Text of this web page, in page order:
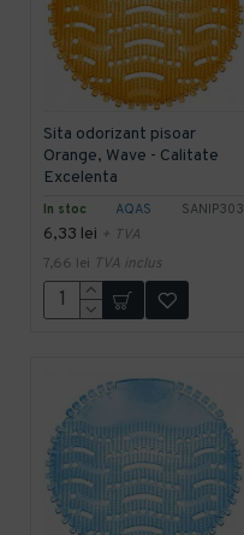
In stoc AQAS SANIP303
Sita odorizant pisoar
Orange, Wave - Calitate
Excelenta
6,33 lei + TVA
7,66 lei TVA inclus